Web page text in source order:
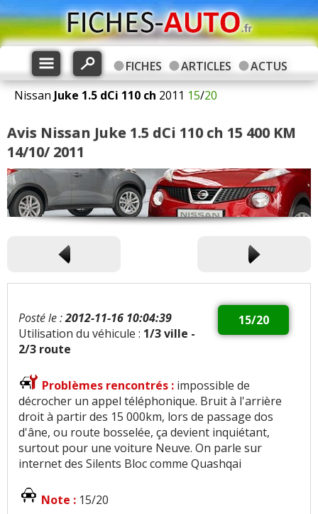
FICHES ARTICLES
ACTUS
Nissan Juke 1.5 dCi 110 ch 2011 15/20
Avis Nissan Juke 1.5 dCi 110 ch 15 400 KM
14/10/ 2011
15/20
Posté le :2012-11-16 10:04:39
Utilisation du véhicule : 1/3 ville -
2/3 route
Problèmes rencontrés : impossible de
décrocher un appel téléphonique. Bruit à l'arrière
droit à partir des 15 000km, lors de passage dos
d'âne, ou route bosselée, ça devient inquiétant,
surtout pour une voiture Neuve. On parle sur
internet des Silents Bloc comme Quashqai
Note : 15/20